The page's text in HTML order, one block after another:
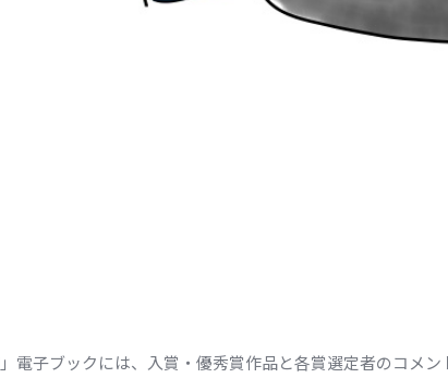
電子ブックには、入賞・優秀賞作品と各賞選定者のコメン